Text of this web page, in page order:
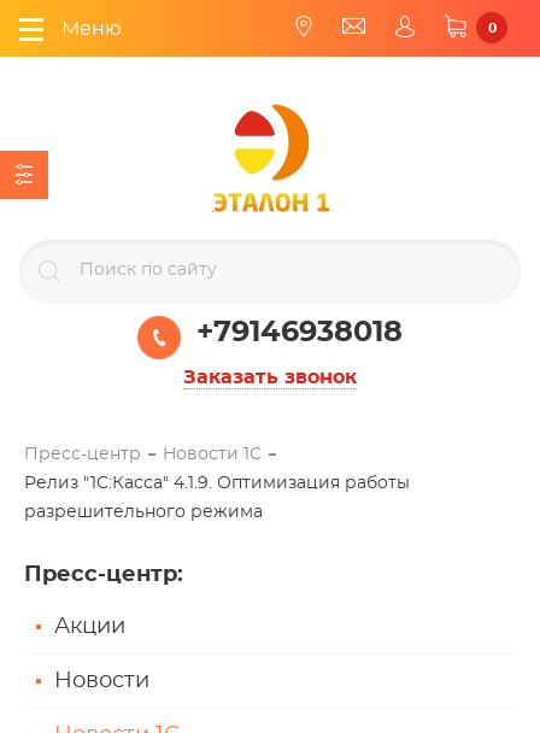
Меню 0
+79146938018
Заказать звонок
Пресс-центр
Новости 1С
Релиз "1С:Касса" 4.1.9. Оптимизация работы
разрешительного режима
Пресс-центр:
Акции
Новости